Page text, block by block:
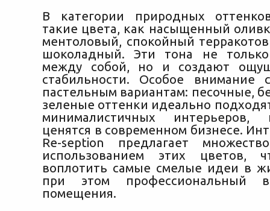
В категории природных
такие цвета, как насыщенный
ментоловый, спокойный
шоколадный. Эти тона не
между собой, но и создают
стабильности. Особое внимание
пастельным вариантам: песочные,
зеленые оттенки идеально
минималистичных интерьеров,
ценятся в современном бизнесе.
Re-seption предлагает
использованием этих цветов,
воплотить самые смелые идеи в
при этом профессиональный
помещения.